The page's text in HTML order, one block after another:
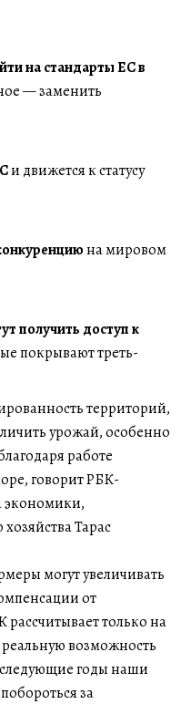
на стандарты ЕС в
— заменить
и движется к статусу
на мировом
получить доступ к
покрывают треть-
территорий,
урожай, особенно
работе
говорит РБК-
экономики,
Тарас
могут увеличивать
от
только на
возможность
годы наши
за